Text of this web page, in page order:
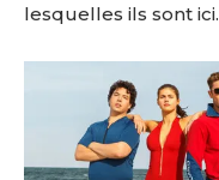
lesquelles ils sont ici.